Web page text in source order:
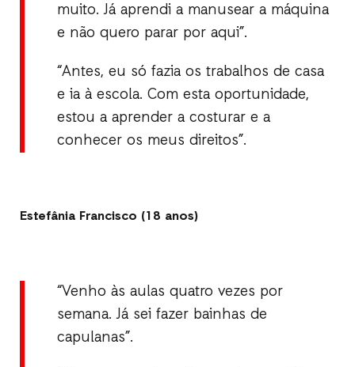
muito. Já aprendi a manusear a máquina
e não quero parar por aqui”.
“Antes, eu só fazia os trabalhos de casa
e ia à escola. Com esta oportunidade,
estou a aprender a costurar e a
conhecer os meus direitos”.
Estefânia Francisco (18 anos)
“Venho às aulas quatro vezes por
semana. Já sei fazer bainhas de
capulanas”.